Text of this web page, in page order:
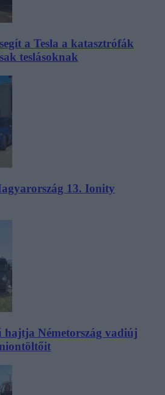
a Tesla a katasztrófák
teslásoknak
13. Ionity
hajtja Németország vadiúj